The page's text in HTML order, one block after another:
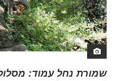
שמורת נחל עמוד: